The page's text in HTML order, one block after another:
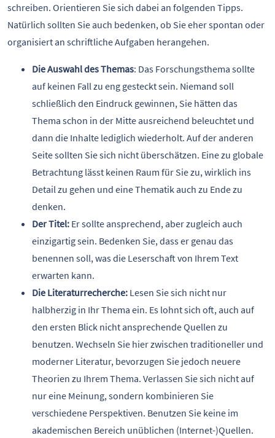
schreiben. Orientieren Sie sich dabei an folgenden Tipps.
Natürlich sollten Sie auch bedenken, ob Sie eher spontan oder
organisiert an schriftliche Aufgaben herangehen.
Die Auswahl des Themas: Das Forschungsthema sollte
auf keinen Fall zu eng gesteckt sein. Niemand soll
schließlich den Eindruck gewinnen, Sie hätten das
Thema schon in der Mitte ausreichend beleuchtet und
dann die Inhalte lediglich wiederholt. Auf der anderen
Seite sollten Sie sich nicht überschätzen. Eine zu globale
Betrachtung lässt keinen Raum für Sie zu, wirklich ins
Detail zu gehen und eine Thematik auch zu Ende zu
denken.
Der Titel: Er sollte ansprechend, aber zugleich auch
einzigartig sein. Bedenken Sie, dass er genau das
benennen soll, was die Leserschaft von Ihrem Text
erwarten kann.
Die Literaturrecherche: Lesen Sie sich nicht nur
halbherzig in Ihr Thema ein. Es lohnt sich oft, auch auf
den ersten Blick nicht ansprechende Quellen zu
benutzen. Wechseln Sie hier zwischen traditioneller und
moderner Literatur, bevorzugen Sie jedoch neuere
Theorien zu Ihrem Thema. Verlassen Sie sich nicht auf
nur eine Meinung, sondern kombinieren Sie
verschiedene Perspektiven. Benutzen Sie keine im
akademischen Bereich unüblichen (Internet-)Quellen.